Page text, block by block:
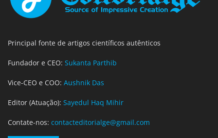
Principal fonte de artigos científicos autênticos
Fundador e CEO: Sukanta Parthib
Vice-CEO e COO: Aushnik Das
Editor (Atuação): Sayedul Haq Mihir
Contate-nos: contacteditorialge@gmail.com